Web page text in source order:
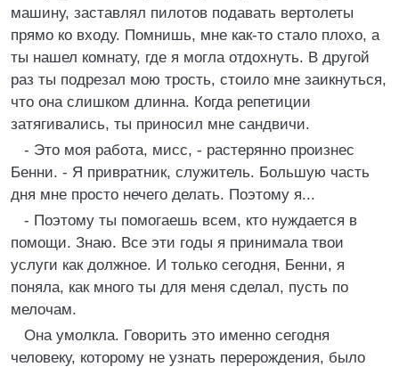
машину, заставлял пилотов подавать вертолеты
прямо ко входу. Помнишь, мне как-то стало плохо, а
ты нашел комнату, где я могла отдохнуть. В другой
раз ты подрезал мою трость, стоило мне заикнуться,
что она слишком длинна. Когда репетиции
затягивались, ты приносил мне сандвичи.
- Это моя работа, мисс, - растерянно произнес
Бенни. - Я привратник, служитель. Большую часть
дня мне просто нечего делать. Поэтому я...
- Поэтому ты помогаешь всем, кто нуждается в
помощи. Знаю. Все эти годы я принимала твои
услуги как должное. И только сегодня, Бенни, я
поняла, как много ты для меня сделал, пусть по
мелочам.
Она умолкла. Говорить это именно сегодня
человеку, которому не узнать перерождения, было